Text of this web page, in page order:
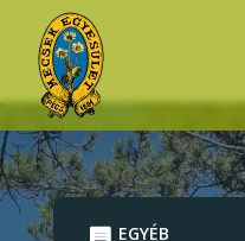
EGYÉB